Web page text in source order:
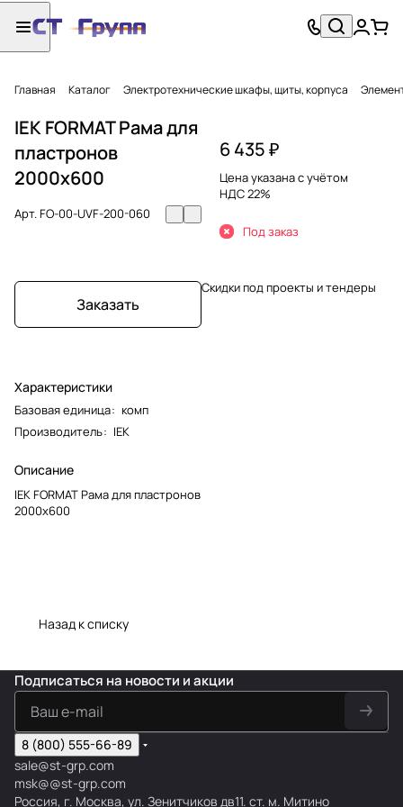
Главная Каталог Электротехнические шкафы, щиты, корпуса
IEK FORMAT Рама для
пластронов
2000х600
Арт.FO-00-UVF-200-060
Заказать
Характеристики
Базовая единица: комп
Производитель: IEK
Описание
IEK FORMAT Рама для пластронов
2000х600
6 435 ₽
Цена указана с учётом
НДС 22%
Под заказ
Скидки под проекты и тендеры
Назад к списку
Подписаться на новости и акции
8 (800) 555-66-89
sale@st-grp.com
msk@@st-grp.com
Россия, г. Москва, ул. Зенитчиков дв11. ст. м. Митино